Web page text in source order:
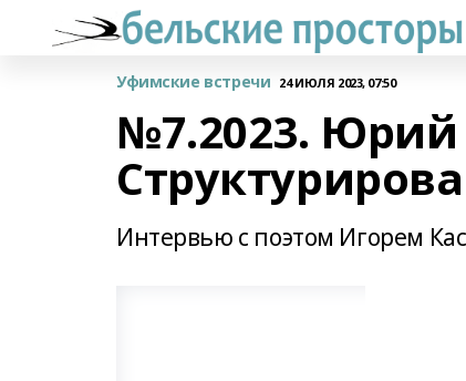
Уфимские встречи 24 ИЮЛЯ 2023, 07:50
№7.2023. Юрий
Интервью с поэтом Игорем